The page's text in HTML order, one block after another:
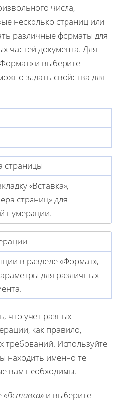
числа,
несколько страниц или
различные форматы для
частей документа. Для
и выберите
задать свойства для
страницы
«Вставка»,
страниц» для
нумерации.
в разделе «Формат»,
для различных
что учет разных
как правило,
требований. Используйте
находить именно те
вам необходимы.
«Вставка» и выберите